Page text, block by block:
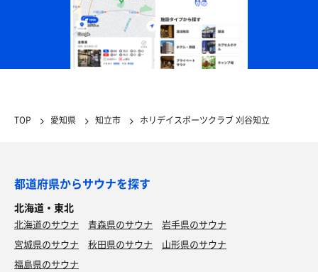
TOP 愛知県 知立市 ホリデイスポーツクラブ 刈谷知立
都道府県からサウナを探す
北海道・東北
北海道のサウナ 青森県のサウナ
岩手県のサウナ
宮城県のサウナ
秋田県のサウナ
山形県のサウナ
福島県のサウナ